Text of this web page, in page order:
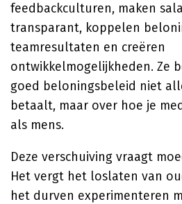
feedbackculturen, maken
transparant, koppelen
teamresultaten en creëren
ontwikkelmogelijkheden. Ze
goed beloningsbeleid niet
betaalt, maar over hoe je
als mens.
Deze verschuiving vraagt
Het vergt het loslaten van
het durven experimenteren